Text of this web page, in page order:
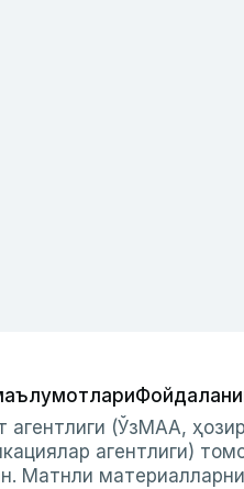
(ЎзМАА,
агентлиги)
Матнли